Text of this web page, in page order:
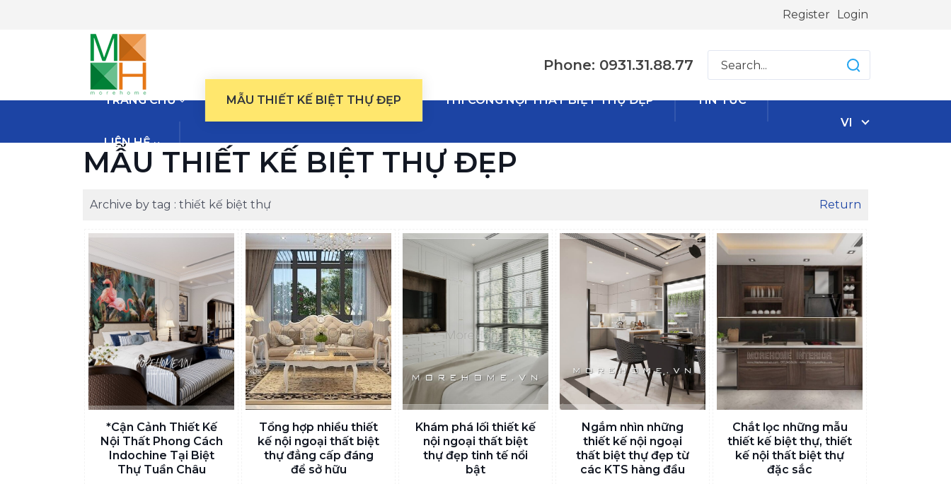
Register Login
Phone: 0931.31.88.77
TRANG CHỦ MẪU THIẾT KẾ BIỆT THỰ ĐẸP THI CÔNG NỘI THẤT BIỆT THỰ ĐẸP TIN TỨC
LIÊN HỆ
VI
MẪU THIẾT KẾ BIỆT THỰ ĐẸP
Archive by tag : thiết kế biệt thự Return
*Cận Cảnh Thiết Kế
Nội Thất Phong Cách
Indochine Tại Biệt
Thự Tuần Châu
Tổng hợp nhiều thiết
kế nội ngoại thất biệt
thự đẳng cấp đáng
để sở hữu
Khám phá lối thiết kế
nội ngoại thất biệt
thự đẹp tinh tế nổi
bật
Ngắm nhìn những
thiết kế nội ngoại
thất biệt thự đẹp từ
các KTS hàng đầu
Chắt lọc những mẫu
thiết kế biệt thự, thiết
kế nội thất biệt thự
đặc sắc